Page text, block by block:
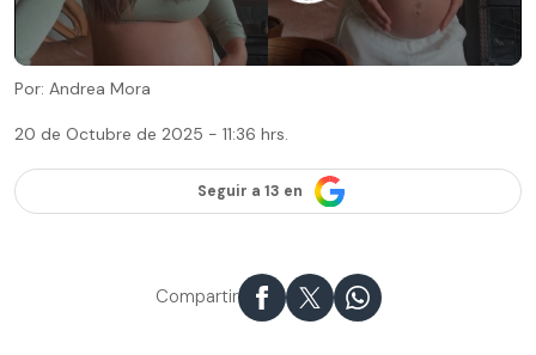
Por: Andrea Mora
20 de Octubre de 2025 - 11:36 hrs.
Seguir a 13 en
Compartir